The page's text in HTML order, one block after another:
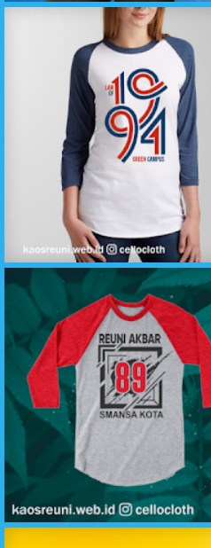
Desain Kaos Reuni Alumni Green